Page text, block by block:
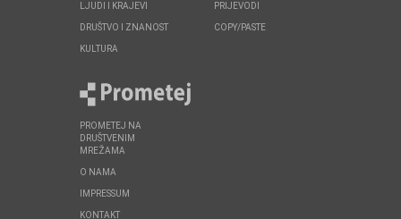
LJUDI I KRAJEVI
DRUŠTVO I ZNANOST
KULTURA
PRIJEVODI
COPY/PASTE
PROMETEJ NA
DRUŠTVENIM
MREŽAMA
O NAMA
IMPRESSUM
KONTAKT